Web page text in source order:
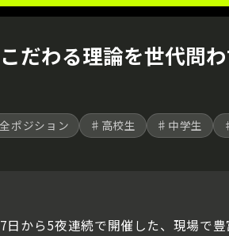
だわる理論を世代問
ポジション ♯高校生 ♯中学生
日から5夜連続で開催した、現場で